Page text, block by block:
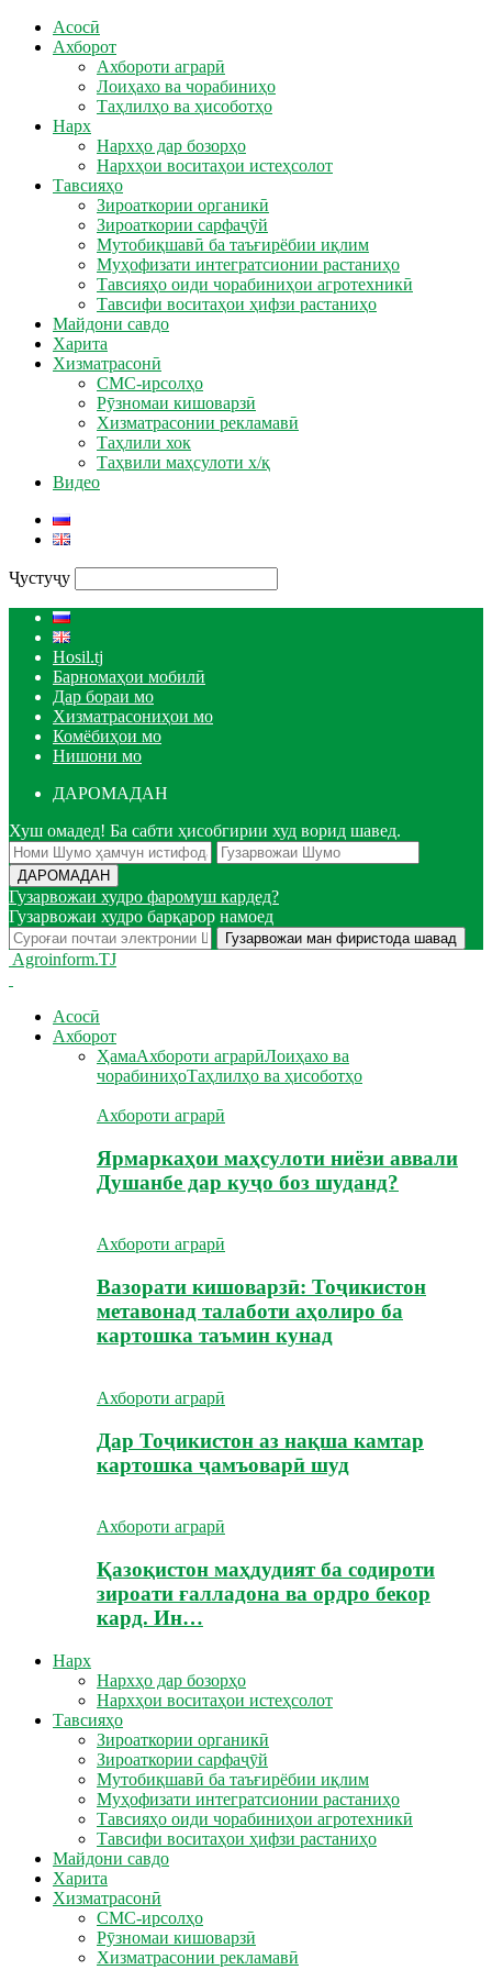
Асосӣ
Ахборот
Ахбороти аграрӣ
Лоиҳахо ва чорабиниҳо
Таҳлилҳо ва ҳисоботҳо
Нарх
Нархҳо дар бозорҳо
Нархҳои воситаҳои истеҳсолот
Тавсияҳо
Зироаткории органикӣ
Зироаткории сарфаҷӯй
Мутобиқшавӣ ба таъғирёбии иқлим
Муҳофизати интегратсионии растаниҳо
Тавсияҳо оиди чорабиниҳои агротехникӣ
Тавсифи воситаҳои ҳифзи растаниҳо
Майдони савдо
Харита
Хизматрасонӣ
СМС-ирсолҳо
Рӯзномаи кишоварзӣ
Хизматрасонии рекламавӣ
Таҳлили хок
Таҳвили маҳсулоти х/қ
Видео
Ҷустуҷу
Hosil.tj
Барномаҳои мобилӣ
Дар бораи мо
Хизматрасониҳои мо
Комёбиҳои мо
Нишони мо
ДАРОМАДАН
Хуш омадед! Ба сабти ҳисобгирии худ ворид шавед.
Гузарвожаи худро фаромуш кардед?
Гузарвожаи худро барқарор намоед
Agroinform.TJ
Асосӣ
Ахборот
ҲамаАхбороти аграрӣЛоиҳахо ва
чорабиниҳоТаҳлилҳо ва ҳисоботҳо
Ахбороти аграрӣ
Ярмаркаҳои маҳсулоти ниёзи аввали
Душанбе дар куҷо боз шуданд?
Ахбороти аграрӣ
Вазорати кишоварзӣ: Тоҷикистон
метавонад талаботи аҳолиро ба
картошка таъмин кунад
Ахбороти аграрӣ
Дар Тоҷикистон аз нақша камтар
картошка ҷамъоварӣ шуд
Ахбороти аграрӣ
Қазоқистон маҳдудият ба содироти
зироати ғалладона ва ордро бекор
кард. Ин…
Нарх
Нархҳо дар бозорҳо
Нархҳои воситаҳои истеҳсолот
Тавсияҳо
Зироаткории органикӣ
Зироаткории сарфаҷӯй
Мутобиқшавӣ ба таъғирёбии иқлим
Муҳофизати интегратсионии растаниҳо
Тавсияҳо оиди чорабиниҳои агротехникӣ
Тавсифи воситаҳои ҳифзи растаниҳо
Майдони савдо
Харита
Хизматрасонӣ
СМС-ирсолҳо
Рӯзномаи кишоварзӣ
Хизматрасонии рекламавӣ